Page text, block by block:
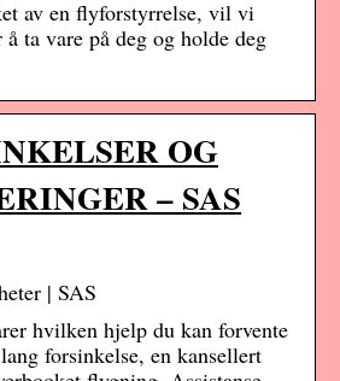
av en flyforstyrrelse, vil vi
ta vare på deg og holde deg
OG
– SAS
| SAS
hvilken hjelp du kan forvente
forsinkelse, en kansellert